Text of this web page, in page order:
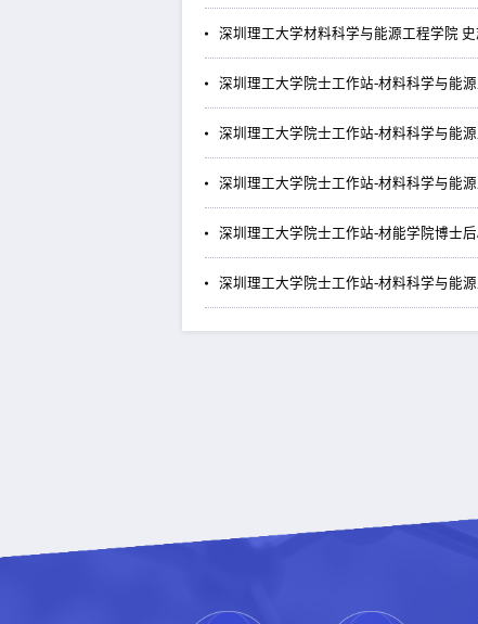
深圳理工大学材料科学与能源工程学院
深圳理工大学院士工作站-材料科学与能
深圳理工大学院士工作站-材料科学与能
深圳理工大学院士工作站-材料科学与能
深圳理工大学院士工作站-材能学院博士
深圳理工大学院士工作站-材料科学与能